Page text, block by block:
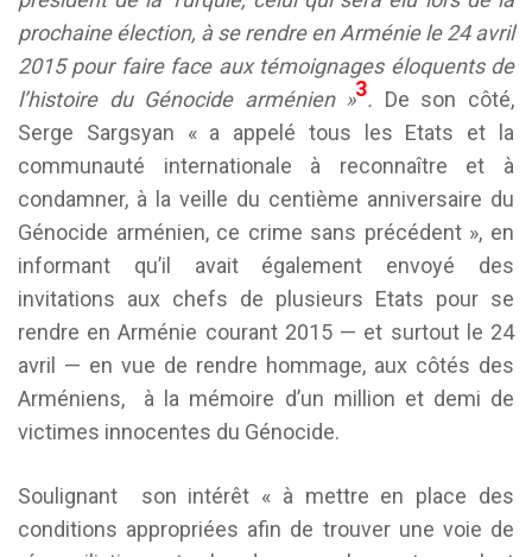
prochaine élection, à se rendre en Arménie le 24 avril
2015 pour faire face aux témoignages éloquents de
l’histoire du Génocide arménien »3. De son côté,
Serge Sargsyan « a appelé tous les Etats et la
communauté internationale à reconnaître et à
condamner, à la veille du centième anniversaire du
Génocide arménien, ce crime sans précédent », en
informant qu’il avait également envoyé des
invitations aux chefs de plusieurs Etats pour se
rendre en Arménie courant 2015 — et surtout le 24
avril — en vue de rendre hommage, aux côtés des
Arméniens, à la mémoire d’un million et demi de
victimes innocentes du Génocide.
Soulignant son intérêt « à mettre en place des
conditions appropriées afin de trouver une voie de